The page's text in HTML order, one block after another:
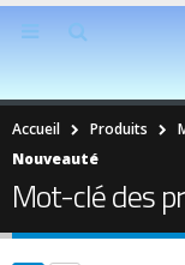
Accueil Produits
Nouveauté
Mot-clé des